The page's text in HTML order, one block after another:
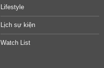
Lifestyle
Lịch sự kiện
Watch List